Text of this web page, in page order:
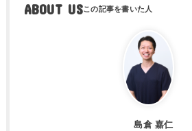
ABOUT US
島倉 嘉仁